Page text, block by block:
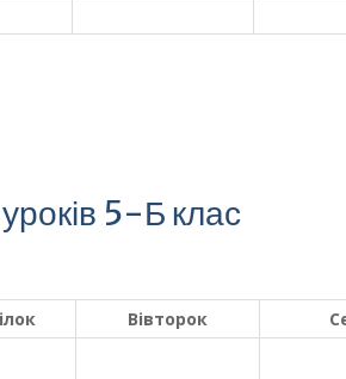
5-Б клас
Вівторок